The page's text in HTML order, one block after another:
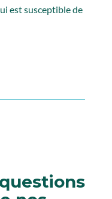
est susceptible de